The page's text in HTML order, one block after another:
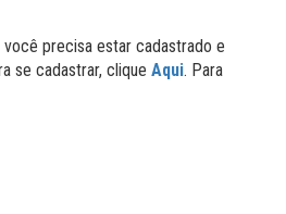
precisa estar cadastrado e
se cadastrar, clique Aqui. Para